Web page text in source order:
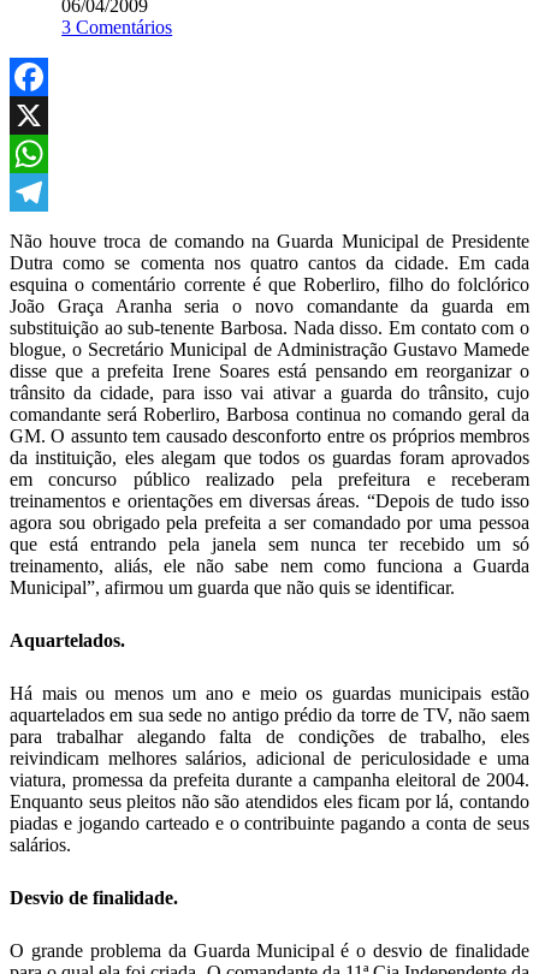
06/04/2009
3 Comentários
Facebook
X
WhatsApp
Telegram
Não houve troca de comando na Guarda Municipal de Presidente
Dutra como se comenta nos quatro cantos da cidade. Em cada
esquina o comentário corrente é que Roberliro, filho do folclórico
João Graça Aranha seria o novo comandante da guarda em
substituição ao sub-tenente Barbosa. Nada disso. Em contato com o
blogue, o Secretário Municipal de Administração Gustavo Mamede
disse que a prefeita Irene Soares está pensando em reorganizar o
trânsito da cidade, para isso vai ativar a guarda do trânsito, cujo
comandante será Roberliro, Barbosa continua no comando geral da
GM. O assunto tem causado desconforto entre os próprios membros
da instituição, eles alegam que todos os guardas foram aprovados
em concurso público realizado pela prefeitura e receberam
treinamentos e orientações em diversas áreas. “Depois de tudo isso
agora sou obrigado pela prefeita a ser comandado por uma pessoa
que está entrando pela janela sem nunca ter recebido um só
treinamento, aliás, ele não sabe nem como funciona a Guarda
Municipal”, afirmou um guarda que não quis se identificar.
Aquartelados.
Há mais ou menos um ano e meio os guardas municipais estão
aquartelados em sua sede no antigo prédio da torre de TV, não saem
para trabalhar alegando falta de condições de trabalho, eles
reivindicam melhores salários, adicional de periculosidade e uma
viatura, promessa da prefeita durante a campanha eleitoral de 2004.
Enquanto seus pleitos não são atendidos eles ficam por lá, contando
piadas e jogando carteado e o contribuinte pagando a conta de seus
salários.
Desvio de finalidade.
O grande problema da Guarda Municipal é o desvio de finalidade